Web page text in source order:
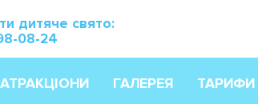
АТРАКЦІОНИ ГАЛЕРЕЯ ТАРИФИ
дитяче свято:
08-24